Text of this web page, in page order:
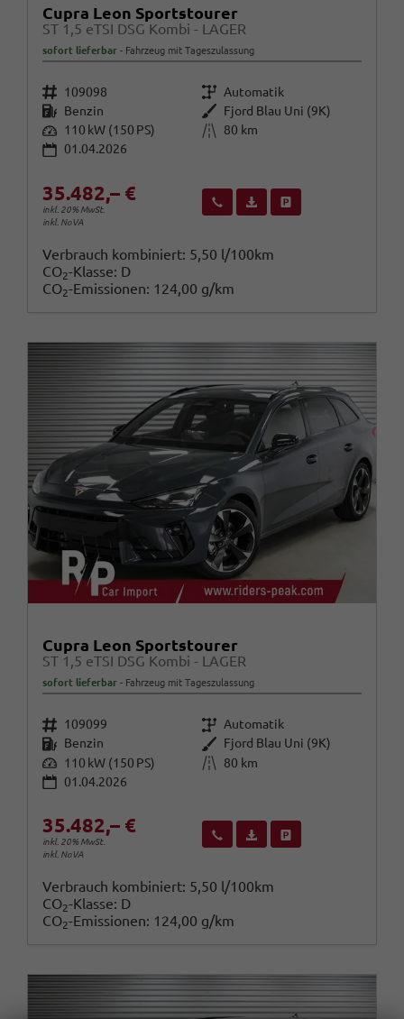
Cupra Leon Sportstourer
ST 1,5 eTSI DSG Kombi - LAGER
sofort lieferbar Fahrzeug mit Tageszulassung
Fahrzeugnr. 109098 Getriebe Automatik
Kraftstoff Benzin Außenfarbe
Fjord Blau Uni (9K)
Leistung 110 kW (150 PS) Kilometerstand
80 km
01.04.2026
35.482,– €
inkl. 20% MwSt.
inkl. NoVA
Wir rufen Sie anFahrzeugexposé (PDF)
Verbrauch kombiniert: 5,50 l/100km
CO2-Klasse: D
CO2-Emissionen: 124,00 g/km
Cupra Leon Sportstourer
ST 1,5 eTSI DSG Kombi - LAGER
sofort lieferbar Fahrzeug mit Tageszulassung
Fahrzeugnr. 109099 Getriebe Automatik
Kraftstoff Benzin Außenfarbe Fjord Blau Uni (9K)
Leistung 110 kW (150 PS) Kilometerstand
80 km
01.04.2026
35.482,– €
inkl. 20% MwSt.
inkl. NoVA
Wir rufen Sie anFahrzeugexposé (PDF)
Verbrauch kombiniert: 5,50 l/100km
CO2-Klasse: D
CO2-Emissionen: 124,00 g/km